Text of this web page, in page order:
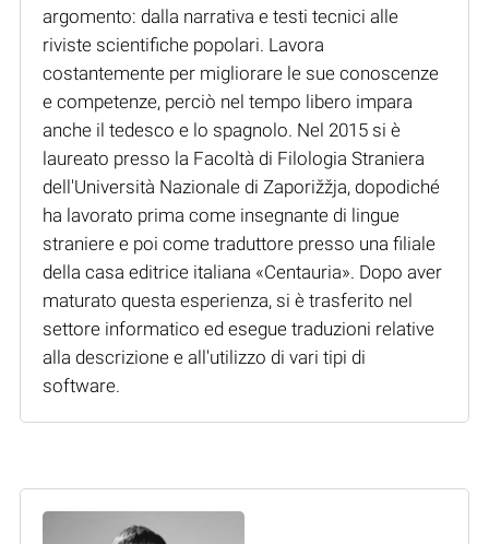
argomento: dalla narrativa e testi tecnici alle
riviste scientifiche popolari. Lavora
costantemente per migliorare le sue conoscenze
e competenze, perciò nel tempo libero impara
anche il tedesco e lo spagnolo. Nel 2015 si è
laureato presso la Facoltà di Filologia Straniera
dell'Università Nazionale di Zaporižžja, dopodiché
ha lavorato prima come insegnante di lingue
straniere e poi come traduttore presso una filiale
della casa editrice italiana «Centauria». Dopo aver
maturato questa esperienza, si è trasferito nel
settore informatico ed esegue traduzioni relative
alla descrizione e all'utilizzo di vari tipi di
software.